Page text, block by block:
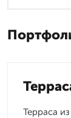
Терраса